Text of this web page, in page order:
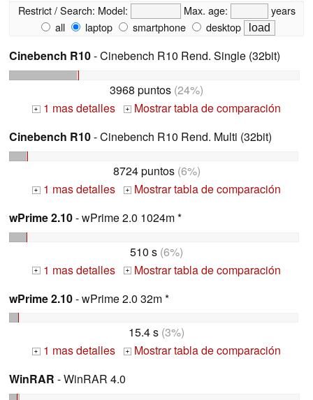
Restrict / Search: Model: Max. age:
years
all
laptop smartphone desktop
Cinebench R10- Cinebench R10 Rend. Single (32bit)
3968 puntos (24%)
+ 1 mas detalles +
Mostrar tabla de comparación
Cinebench R10- Cinebench R10 Rend. Multi (32bit)
8724 puntos(6%)
+ 1 mas detalles +
Mostrar tabla de comparación
wPrime 2.10- wPrime 2.0 1024m *
510 s (6%)
+ 1 mas detalles +
Mostrar tabla de comparación
wPrime 2.10- wPrime 2.0 32m *
15.4 s (3%)
+ 1 mas detalles +
Mostrar tabla de comparación
WinRAR - WinRAR 4.0